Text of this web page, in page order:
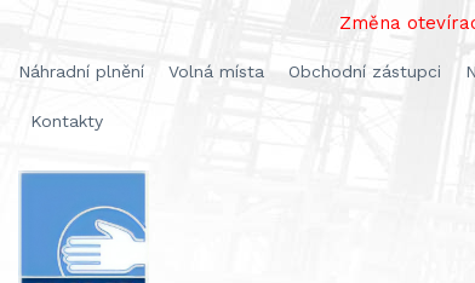
Změna
Náhradní plnění Volná místa Obchodní zástupci
Kontakty